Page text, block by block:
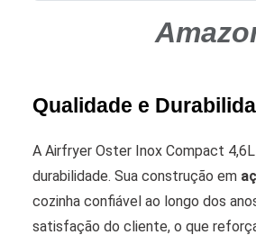
Qualidade e
A Airfryer Oster Inox Compact
durabilidade. Sua construção em
cozinha confiável ao longo dos
satisfação do cliente, o que